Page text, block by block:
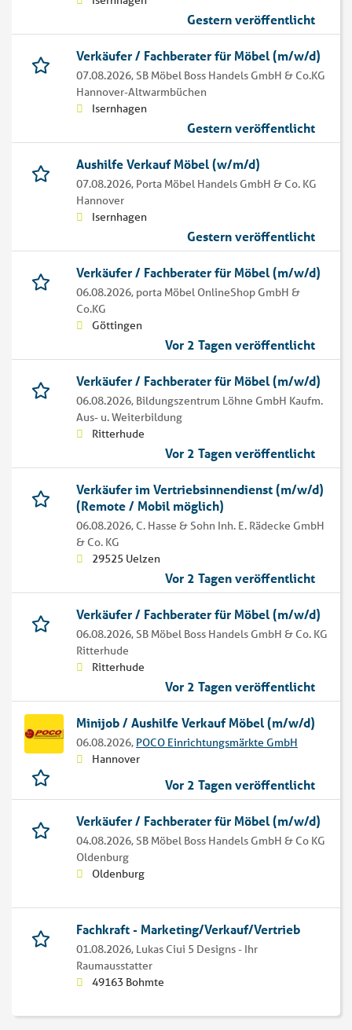
Gestern veröffentlicht
Verkäufer / Fachberater für Möbel (m/w/d)
07.08.2026,SB Möbel Boss Handels GmbH & Co.KG
Hannover-Altwarmbüchen
Isernhagen
Gestern veröffentlicht
Aushilfe Verkauf Möbel (w/m/d)
07.08.2026, Porta Möbel Handels GmbH & Co. KG
Hannover
Isernhagen
Gestern veröffentlicht
Verkäufer / Fachberater für Möbel (m/w/d)
06.08.2026, porta Möbel OnlineShop GmbH &
Co.KG
Göttingen
Vor 2 Tagen veröffentlicht
Verkäufer / Fachberater für Möbel (m/w/d)
06.08.2026, Bildungszentrum Löhne GmbH Kaufm.
Aus- u. Weiterbildung
Ritterhude
Vor 2 Tagen veröffentlicht
Verkäufer im Vertriebsinnendienst (m/w/d)
(Remote / Mobil möglich)
06.08.2026, C. Hasse & Sohn Inh. E. Rädecke GmbH
& Co. KG
29525 Uelzen
Vor 2 Tagen veröffentlicht
Verkäufer / Fachberater für Möbel (m/w/d)
06.08.2026,SB Möbel Boss Handels GmbH & Co. KG
Ritterhude
Ritterhude
Vor 2 Tagen veröffentlicht
Minijob / Aushilfe Verkauf Möbel (m/w/d)
06.08.2026, POCO Einrichtungsmärkte GmbH
Hannover
Vor 2 Tagen veröffentlicht
Verkäufer / Fachberater für Möbel (m/w/d)
04.08.2026,SB Möbel Boss Handels GmbH & Co KG
Oldenburg
Oldenburg
Fachkraft - Marketing/Verkauf/Vertrieb
01.08.2026, Lukas Ciui 5 Designs - Ihr
Raumausstatter
49163 Bohmte